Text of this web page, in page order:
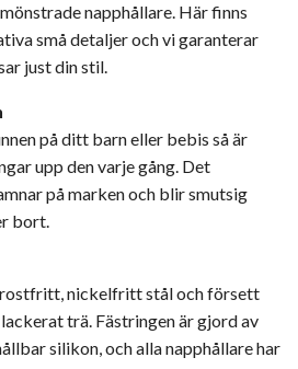
napphållare. Här finns
små detaljer och vi garanterar
just din stil.
på ditt barn eller bebis så är
upp den varje gång. Det
på marken och blir smutsig
bort.
nickelfritt stål och försett
trä. Fästringen är gjord av
silikon, och alla napphållare har